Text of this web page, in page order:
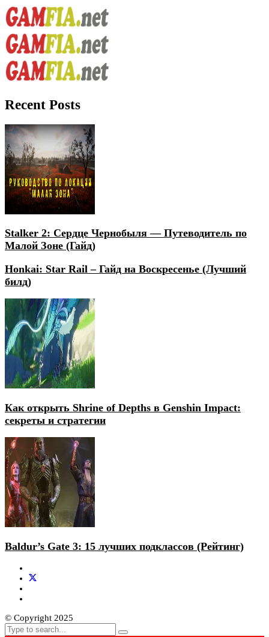
Recent Posts
Stalker 2: Сердце Чернобыля — Путеводитель по
Малой Зоне (Гайд)
Honkai: Star Rail – Гайд на Воскресенье (Лучший
билд)
Как открыть Shrine of Depths в Genshin Impact:
секреты и стратегии
Baldur’s Gate 3: 15 лучших подклассов (Рейтинг)
© Copyright 2025